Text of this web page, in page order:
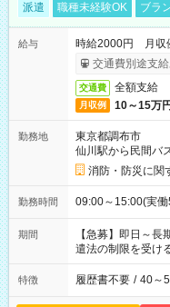
派遣 職種未経験OK ブラ
給与
時給2000円 月収
交通費別途支給
交通費 全額支給
月収例 10～15万円
勤務地
東京都調布市
仙川駅から民間バ
消防・防災に関
勤務時間 09:00～15:00(実
期間
【急募】即日～
遣法の制限を受
特徴 履歴書不要 / 40～